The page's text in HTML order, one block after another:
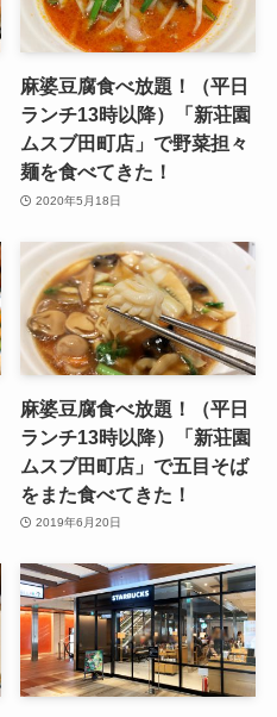
麻婆豆腐食べ放題！（平日
ランチ13時以降）「新荘園
ムスブ田町店」で野菜担々
麺を食べてきた！
2020年5月18日
麻婆豆腐食べ放題！（平日
ランチ13時以降）「新荘園
ムスブ田町店」で五目そば
をまた食べてきた！
2019年6月20日